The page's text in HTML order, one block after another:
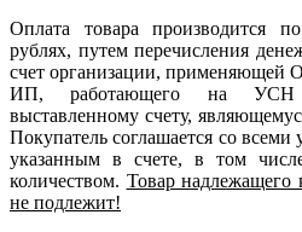
Оплата товара производится
рублях, путем перечисления
счет организации,
ИП, работающего на УСН
выставленному счету,
Покупатель соглашается со всеми
указанным в счете, в том
количеством. Товар надлежащего
не подлежит!